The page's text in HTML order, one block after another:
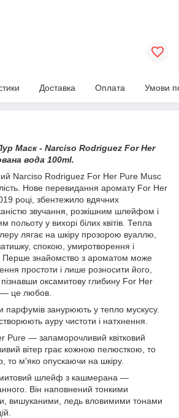
Доставка Оплата Умови
Маск - Narciso Rodriguez For Her
вода 100ml.
Narciso Rodriguez For Her Pure Musc
Нове перевидання аромату For Her
році, збентежило вдячних
звучання, розкішним шлейфом і
польоту у вихорі білих квітів. Тепла
лягає на шкіру прозорою вуаллю,
спокою, умиротворення і
Перше знайомство з ароматом може
простоти і лише розносити його,
оксамитову глибину For Her
— це любов.
парфумів занурюють у тепло мускусу.
ауру чистоти і натхнення.
Pure — запаморочливий квітковий
вітер грає кожною пелюсткою, то
то м'яко опускаючи на шкіру.
шлейф з кашмерана —
Він наповнений тонкими
вишуканими, ледь вловимими тонами